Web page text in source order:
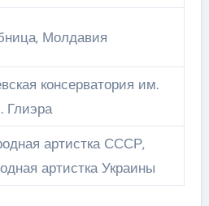
Молдавия
консерватория им.
Глиэра
артистка СССР,
артистка Украины